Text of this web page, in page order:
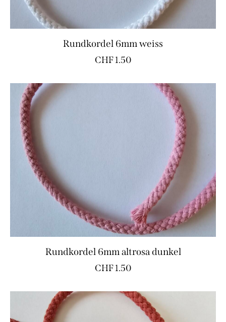
Rundkordel 6mm weiss
CHF1.50
Rundkordel 6mm altrosa dunkel
CHF1.50